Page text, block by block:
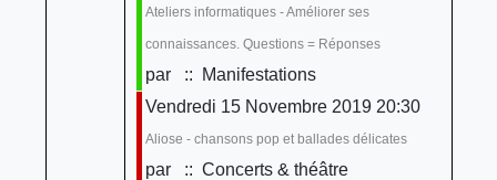
Ateliers informatiques - Améliorer ses
connaissances. Questions = Réponses
par
:: Manifestations
Vendredi 15 Novembre 2019 20:30
Aliose - chansons pop et ballades délicates
par
:: Concerts & théâtre